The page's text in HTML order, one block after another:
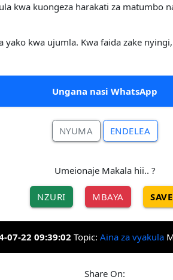
kwa kuongeza harakati za matumbo
kwa ujumla. Kwa faida zake
Ungana nasi WhatsApp
NYUMA ENDELEA
Umeionaje Makala hii.. ?
NZURI MBAYA SAVE
07-22 09:39:02 Topic: Aina za vyakula
Share On: